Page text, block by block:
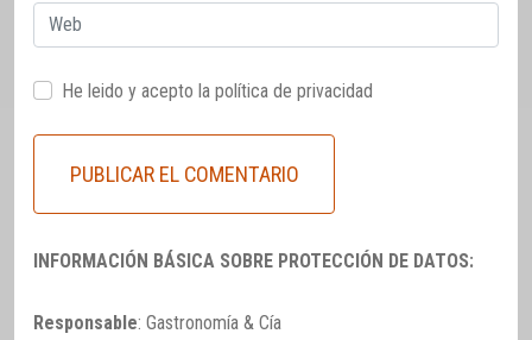
Web
He leido y acepto la política de privacidad
INFORMACIÓN BÁSICA SOBRE PROTECCIÓN DE DATOS:
Responsable: Gastronomía & Cía